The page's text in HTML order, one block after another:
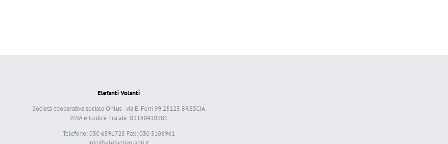
Elefanti Volanti
Società cooperativa sociale Onlus - via E. Ferri 99 25123 BRESCIA
P.IVA e Codice Fiscale: 03180410981
Telefono: 030 6591725 Fax: 030 5106961